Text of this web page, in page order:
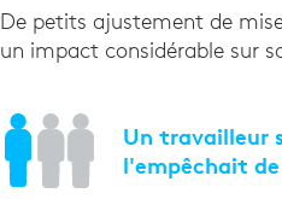
De petits ajustement de
un impact considérable sur
Un travailleur
l'empêchait